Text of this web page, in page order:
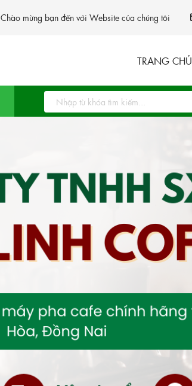
Chào mừng bạn đến với Website của chúng tôi
TRANG CHỦ